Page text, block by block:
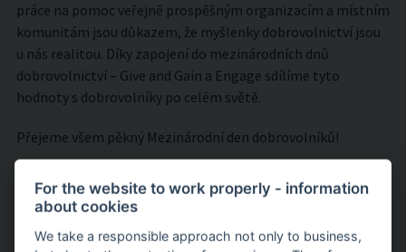
práce na pomoc veřejně prospěšným organizacím a místním
komunitám jsou důkazem, že myšlenky dobrovolnictví jsou
u nás realitou. Díky zapojení do mezinárodních dnů
dobrovolnictví – Give and Gain a Engage sdílíme tyto
hodnoty s dobrovolníky po celém světě.
Přejeme všem pěkný Mezinárodní den dobrovolníků!
For the website to work properly - information
about cookies
We take a responsible approach not only to business,